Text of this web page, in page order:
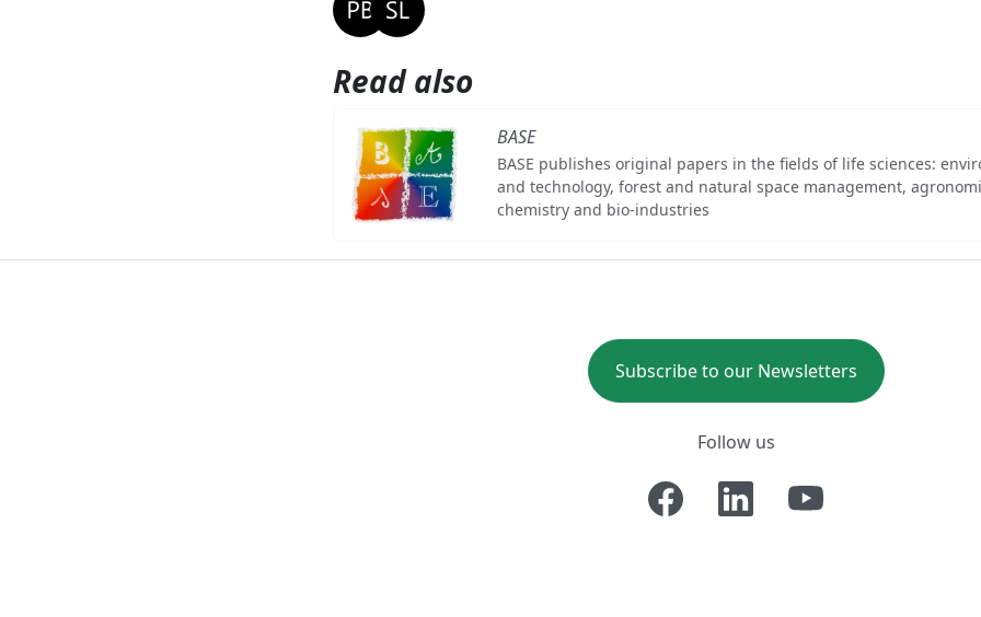
Read also
BASE
BASE publishes original papers in the fields of life sciences:
and technology, forest and natural space management,
chemistry and bio-industries
Subscribe to our Newsletters
Follow us